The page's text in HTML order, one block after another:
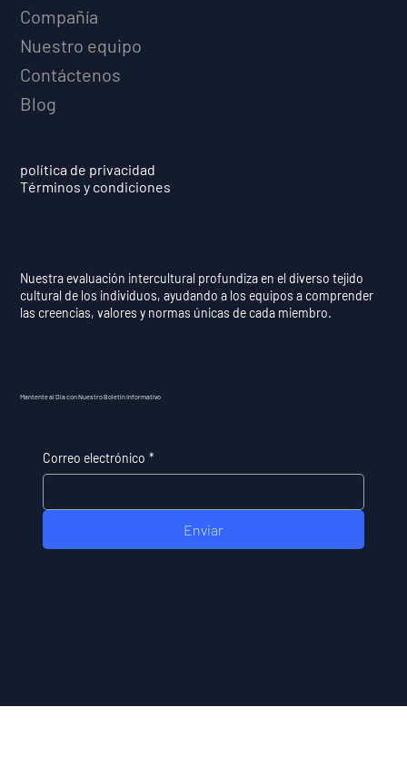
Compañía
Nuestro equipo
Contáctenos
Blog
política de privacidad
Términos y condiciones
Nuestra evaluación intercultural profundiza en el diverso tejido
cultural de los individuos, ayudando a los equipos a comprender
las creencias, valores y normas únicas de cada miembro.
Mantente al Día con Nuestro Boletín Informativo
Correo electrónico *
Enviar